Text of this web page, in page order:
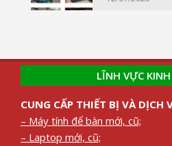
LĨNH VỰC
CUNG CẤP THIẾT BỊ VÀ DỊCH
– Máy tính để bàn mới, cũ;
– Laptop mới, cũ;